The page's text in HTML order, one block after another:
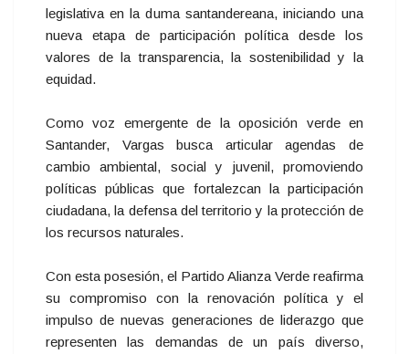
legislativa en la duma santandereana, iniciando una
nueva etapa de participación política desde los
valores de la transparencia, la sostenibilidad y la
equidad.
Como voz emergente de la oposición verde en
Santander, Vargas busca articular agendas de
cambio ambiental, social y juvenil, promoviendo
políticas públicas que fortalezcan la participación
ciudadana, la defensa del territorio y la protección de
los recursos naturales.
Con esta posesión, el Partido Alianza Verde reafirma
su compromiso con la renovación política y el
impulso de nuevas generaciones de liderazgo que
representen las demandas de un país diverso,